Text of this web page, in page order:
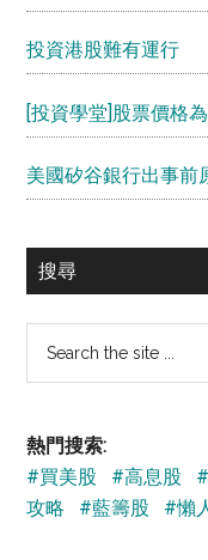
投資港股難有運行
[投資學堂]股票價格
美國矽谷銀行出事前
搜尋
熱門搜索:
#買美股
#高息股
攻略
#藍籌股 #懶